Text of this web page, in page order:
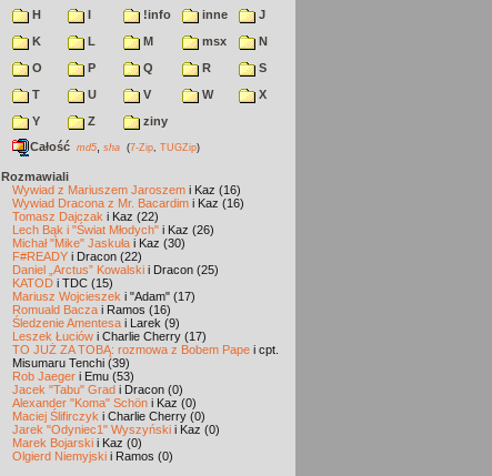
H
I !info inne
J
K
L M msx
N
O
P Q R
S
T
U V W
X
Y
Z
ziny
Całość md5 sha (7-Zip TUGZip)
Rozmawiali
Wywiad z Mariuszem Jaroszem i Kaz (16)
Wywiad Dracona z Mr. Bacardim i Kaz (16)
Tomasz Dajczak i Kaz (22)
Lech Bąk i "Świat Młodych" i Kaz (26)
Michał "Mike" Jaskuła i Kaz (30)
F#READY i Dracon (22)
Daniel „Arctus” Kowalski i Dracon (25)
KATOD i TDC (15)
Mariusz Wojcieszek i "Adam" (17)
Romuald Bacza i Ramos (16)
Śledzenie Amentesa i Larek (9)
Leszek Łuciów i Charlie Cherry (17)
TO JUŻ ZA TOBĄ: rozmowa z Bobem Pape i cpt.
Misumaru Tenchi (39)
Rob Jaeger i Emu (53)
Jacek "Tabu" Grad i Dracon (0)
Alexander "Koma" Schön i Kaz (0)
Maciej Ślifirczyk i Charlie Cherry (0)
Jarek "Odyniec1" Wyszyński i Kaz (0)
Marek Bojarski i Kaz (0)
Olgierd Niemyjski i Ramos (0)